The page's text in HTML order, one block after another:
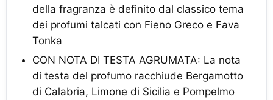
della fragranza è definito dal classico tema
dei profumi talcati con Fieno Greco e Fava
Tonka
CON NOTA DI TESTA AGRUMATA: La nota
di testa del profumo racchiude Bergamotto
di Calabria, Limone di Sicilia e Pompelmo